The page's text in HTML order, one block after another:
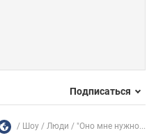
Подписаться
Шоу Люди "Оно мне нужно...